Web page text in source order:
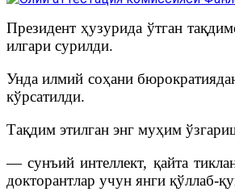
Президент ҳузурида ўтган
илгари сурилди.
Унда илмий соҳани
кўрсатилди.
Тақдим этилган энг муҳим
— сунъий интеллект, қайта
докторантлар учун янги қўллаб-